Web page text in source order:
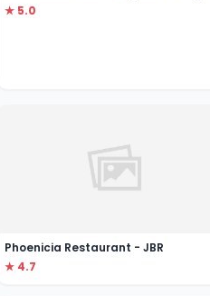
★ 5.0
Phoenicia Restaurant - JBR
★ 4.7